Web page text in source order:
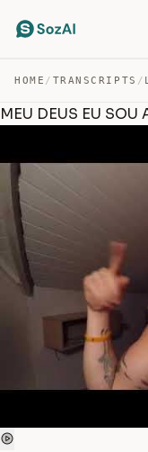
HOME / TRANSCRIPTS /
MEU DEUS EU SOU